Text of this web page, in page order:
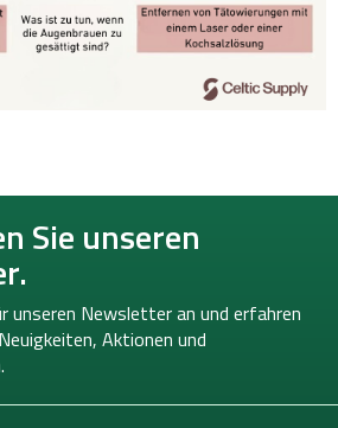
Sie unseren
unseren Newsletter an und erfahren
Neuigkeiten, Aktionen und